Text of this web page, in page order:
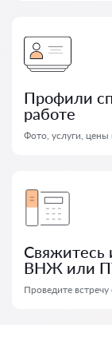
Профили
работе
Фото, услуги,
Свяжитесь
ВНЖ или
Проведите